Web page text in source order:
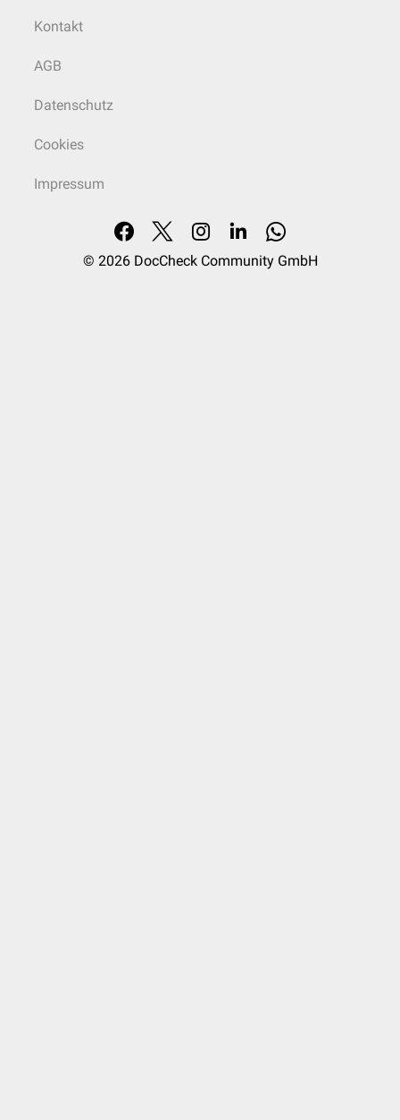
Kontakt
AGB
Datenschutz
Cookies
Impressum
© 2026 DocCheck Community GmbH